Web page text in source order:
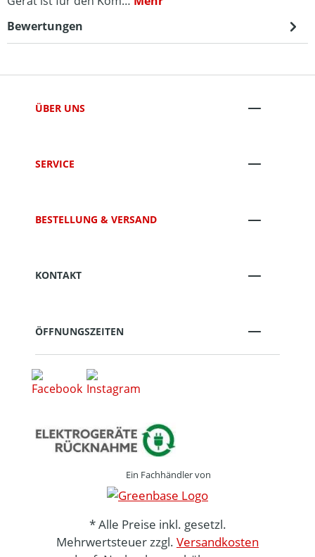
Bewertungen
ÜBER UNS
SERVICE
BESTELLUNG & VERSAND
KONTAKT
ÖFFNUNGSZEITEN
Ein Fachhändler von
* Alle Preise inkl. gesetzl.
Mehrwertsteuer zzgl. Versandkosten